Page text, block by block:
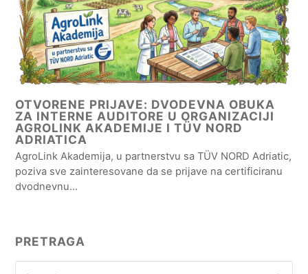
OTVORENE PRIJAVE: DVODEVNA OBUKA
ZA INTERNE AUDITORE U ORGANIZACIJI
AGROLINK AKADEMIJE I TÜV NORD
ADRIATICA
AgroLink Akademija, u partnerstvu sa TÜV NORD Adriatic,
poziva sve zainteresovane da se prijave na certificiranu
dvodnevnu…
PRETRAGA